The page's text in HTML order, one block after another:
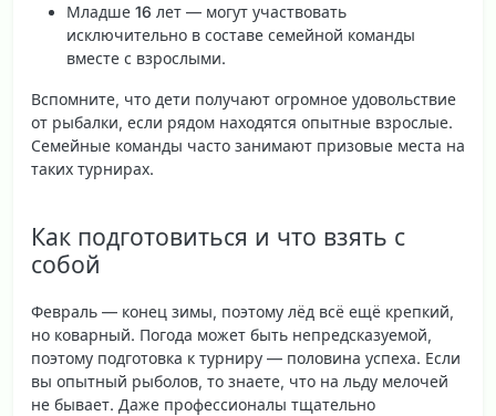
Младше 16 лет — могут участвовать
исключительно в составе семейной команды
вместе с взрослыми.
Вспомните, что дети получают огромное удовольствие
от рыбалки, если рядом находятся опытные взрослые.
Семейные команды часто занимают призовые места на
таких турнирах.
Как подготовиться и что взять с
собой
Февраль — конец зимы, поэтому лёд всё ещё крепкий,
но коварный. Погода может быть непредсказуемой,
поэтому подготовка к турниру — половина успеха. Если
вы опытный рыболов, то знаете, что на льду мелочей
не бывает. Даже профессионалы тщательно